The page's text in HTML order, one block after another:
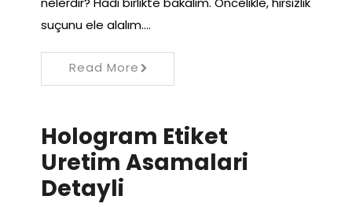
suçunu ele alalım.…
Read More
Hologram Etiket
Uretim Asamalari
Detayli